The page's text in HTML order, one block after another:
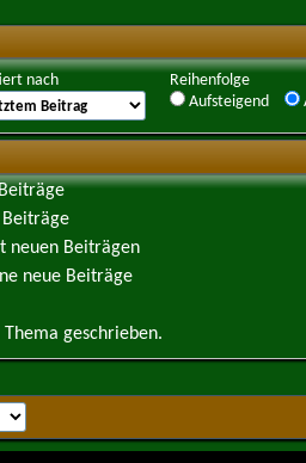
nach
Reihenfolge
Aufsteigend
Beiträge
neuen Beiträgen
neue Beiträge
geschrieben.